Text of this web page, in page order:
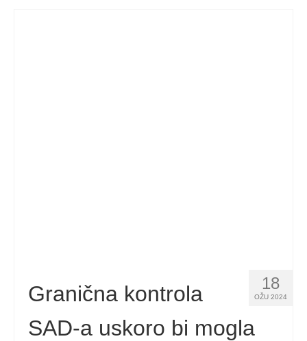
18
OŽU 2024
Granična kontrola
SAD-a uskoro bi mogla